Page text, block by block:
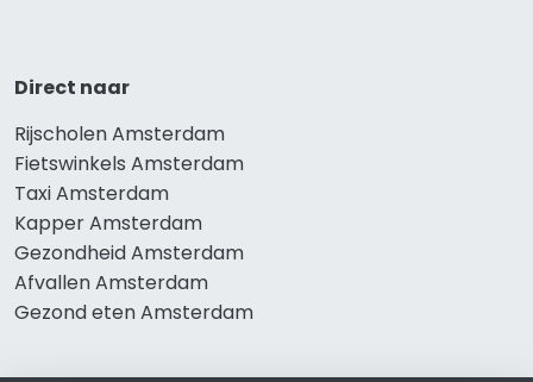
Direct naar
Rijscholen Amsterdam
Fietswinkels Amsterdam
Taxi Amsterdam
Kapper Amsterdam
Gezondheid Amsterdam
Afvallen Amsterdam
Gezond eten Amsterdam